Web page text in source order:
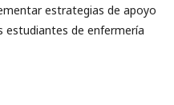
estrategias de apoyo
estudiantes de enfermería